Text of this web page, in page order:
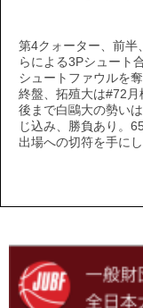
第4クォーター、前半
らによる3Pシュート
シュートファウルを
終盤、拓殖大は#72
後まで白鷗大の勢い
じ込み、勝負あり。
出場への切符を手にし